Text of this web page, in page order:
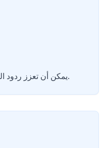
يمكن أن تعزز ردود الفعل السريعة الأداء الرياضي.